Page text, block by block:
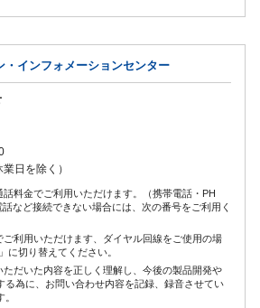
・インフォメーションセンター
日を除く）
料金でご利用いただけます。（携帯電話・PH
など接続できない場合には、次の番号をご利用く
利用いただけます、ダイヤル回線をご使用の場
に切り替えてください。
だいた内容を正しく理解し、今後の製品開発や
る為に、お問い合わせ内容を記録、録音させてい